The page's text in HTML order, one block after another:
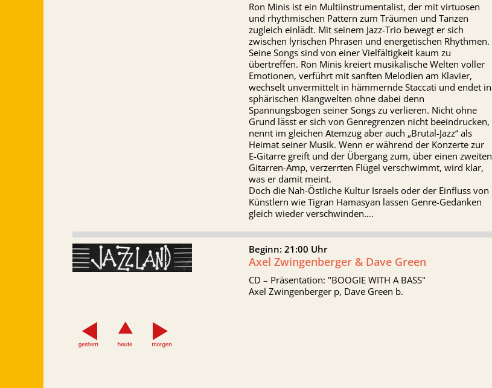
Ron Minis ist ein Multiinstrumentalist, der mit virtuosen
und rhythmischen Pattern zum Träumen und Tanzen
zugleich einlädt. Mit seinem Jazz-Trio bewegt er sich
zwischen lyrischen Phrasen und energetischen Rhythmen.
Seine Songs sind von einer Vielfältigkeit kaum zu
übertreffen. Ron Minis kreiert musikalische Welten voller
Emotionen, verführt mit sanften Melodien am Klavier,
wechselt unvermittelt in hämmernde Staccati und endet in
sphärischen Klangwelten ohne dabei denn
Spannungsbogen seiner Songs zu verlieren. Nicht ohne
Grund lässt er sich von Genregrenzen nicht beeindrucken,
nennt im gleichen Atemzug aber auch „Brutal-Jazz“ als
Heimat seiner Musik. Wenn er während der Konzerte zur
E-Gitarre greift und der Übergang zum, über einen zweiten
Gitarren-Amp, verzerrten Flügel verschwimmt, wird klar,
was er damit meint.
Doch die Nah-Östliche Kultur Israels oder der Einfluss von
Künstlern wie Tigran Hamasyan lassen Genre-Gedanken
gleich wieder verschwinden….
Beginn: 21:00 Uhr
Axel Zwingenberger & Dave Green
CD – Präsentation: "BOOGIE WITH A BASS"
Axel Zwingenberger p, Dave Green b.